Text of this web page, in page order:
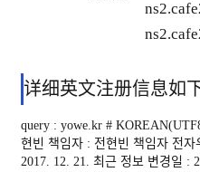
详细英文注册信息如
query : yowe.kr #
현빈 책임자 : 전현빈 책임자 전
2017. 12. 21. 최근 정보 변경일 :